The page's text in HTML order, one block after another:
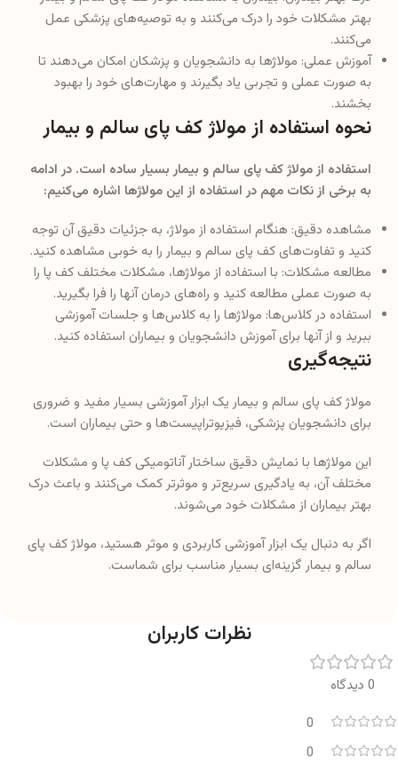
بهتر مشکلات خود را درک می‌کنند و به توصیه‌های پزشکی عمل
می‌کنند.
آموزش عملی: مولاژها به دانشجویان و پزشکان امکان می‌دهند تا
به صورت عملی و تجربی یاد بگیرند و مهارت‌های خود را بهبود
بخشند.
نحوه استفاده از مولاژ کف پای سالم و بیمار
استفاده از مولاژ کف پای سالم و بیمار بسیار ساده است. در ادامه
به برخی از نکات مهم در استفاده از این مولاژها اشاره می‌کنیم:
مشاهده دقیق: هنگام استفاده از مولاژ، به جزئیات دقیق آن توجه
کنید و تفاوت‌های کف پای سالم و بیمار را به خوبی مشاهده کنید.
مطالعه مشکلات: با استفاده از مولاژها، مشکلات مختلف کف پا را
به صورت عملی مطالعه کنید و راه‌های درمان آنها را فرا بگیرید.
استفاده در کلاس‌ها: مولاژها را به کلاس‌ها و جلسات آموزشی
ببرید و از آنها برای آموزش دانشجویان و بیماران استفاده کنید.
نتیجه‌گیری
مولاژ کف پای سالم و بیمار یک ابزار آموزشی بسیار مفید و ضروری
برای دانشجویان پزشکی، فیزیوتراپیست‌ها و حتی بیماران است.
این مولاژها با نمایش دقیق ساختار آناتومیکی کف پا و مشکلات
مختلف آن، به یادگیری سریع‌تر و موثرتر کمک می‌کنند و باعث درک
بهتر بیماران از مشکلات خود می‌شوند.
اگر به دنبال یک ابزار آموزشی کاربردی و موثر هستید، مولاژ کف پای
سالم و بیمار گزینه‌ای بسیار مناسب برای شماست.
نظرات کاربران
0 دیدگاه
0
0